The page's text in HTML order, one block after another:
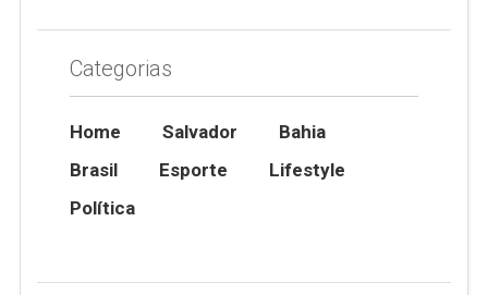
Categorias
Home Salvador
Bahia
Brasil
Esporte
Lifestyle
Política